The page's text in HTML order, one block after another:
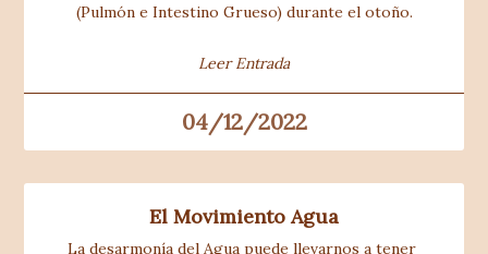
(Pulmón e Intestino Grueso) durante el otoño.
Leer Entrada
04/12/2022
El Movimiento Agua
La desarmonía del Agua puede llevarnos a tener